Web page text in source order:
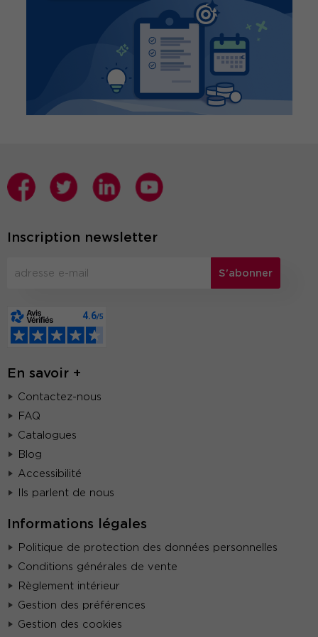
Inscription newsletter
S'abonner
En savoir +
Contactez-nous
FAQ
Catalogues
Blog
Accessibilité
Ils parlent de nous
Informations légales
Politique de protection des données personnelles
Conditions générales de vente
Règlement intérieur
Gestion des préférences
Gestion des cookies